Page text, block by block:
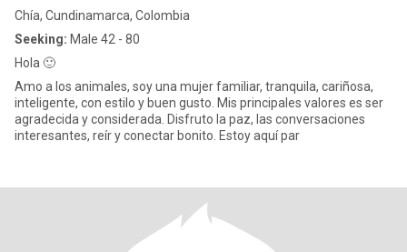
Chía, Cundinamarca, Colombia
Seeking: Male 42 - 80
Hola 🙂
Amo a los animales, soy una mujer familiar, tranquila, cariñosa,
inteligente, con estilo y buen gusto. Mis principales valores es ser
agradecida y considerada. Disfruto la paz, las conversaciones
interesantes, reír y conectar bonito. Estoy aquí par